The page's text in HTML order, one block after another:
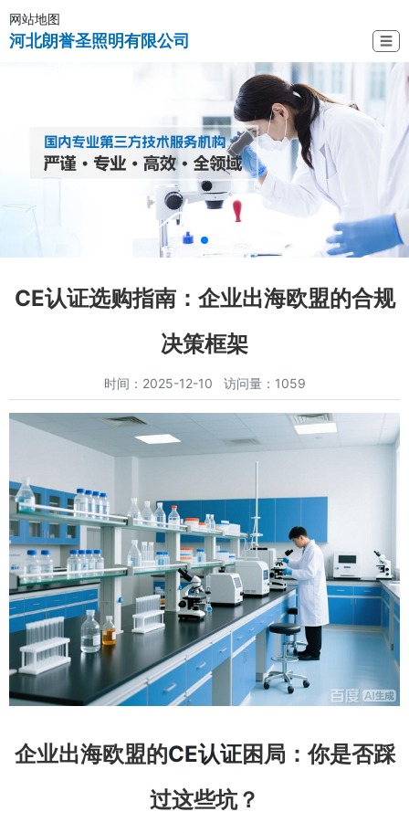
网站地图
河北朗誉圣照明有限公司 ☰
CE认证选购指南：企业出海欧盟的合规
决策框架
时间：2025-12-10 访问量：1059
企业出海欧盟的CE认证困局：你是否踩
过这些坑？